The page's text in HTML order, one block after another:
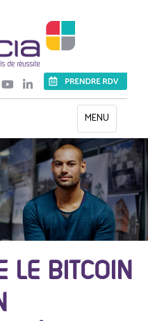
Toggle
navigation
MENU
LE BITCOIN